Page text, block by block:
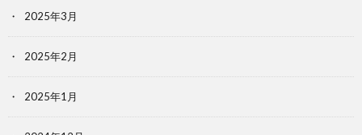
2025年3月
2025年2月
2025年1月